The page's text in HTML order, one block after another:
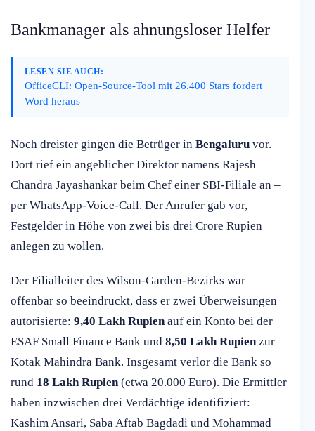
Bankmanager als ahnungsloser Helfer
LESEN SIE AUCH:
OfficeCLI: Open-Source-Tool mit 26.400 Stars fordert
Word heraus
Noch dreister gingen die Betrüger in Bengaluru vor.
Dort rief ein angeblicher Direktor namens Rajesh
Chandra Jayashankar beim Chef einer SBI-Filiale an –
per WhatsApp-Voice-Call. Der Anrufer gab vor,
Festgelder in Höhe von zwei bis drei Crore Rupien
anlegen zu wollen.
Der Filialleiter des Wilson-Garden-Bezirks war
offenbar so beeindruckt, dass er zwei Überweisungen
autorisierte: 9,40 Lakh Rupienauf ein Konto bei der
ESAF Small Finance Bank und 8,50 Lakh Rupienzur
Kotak Mahindra Bank. Insgesamt verlor die Bank so
rund 18 Lakh Rupien(etwa 20.000 Euro). Die Ermittler
haben inzwischen drei Verdächtige identifiziert:
Kashim Ansari, Saba Aftab Bagdadi und Mohammad